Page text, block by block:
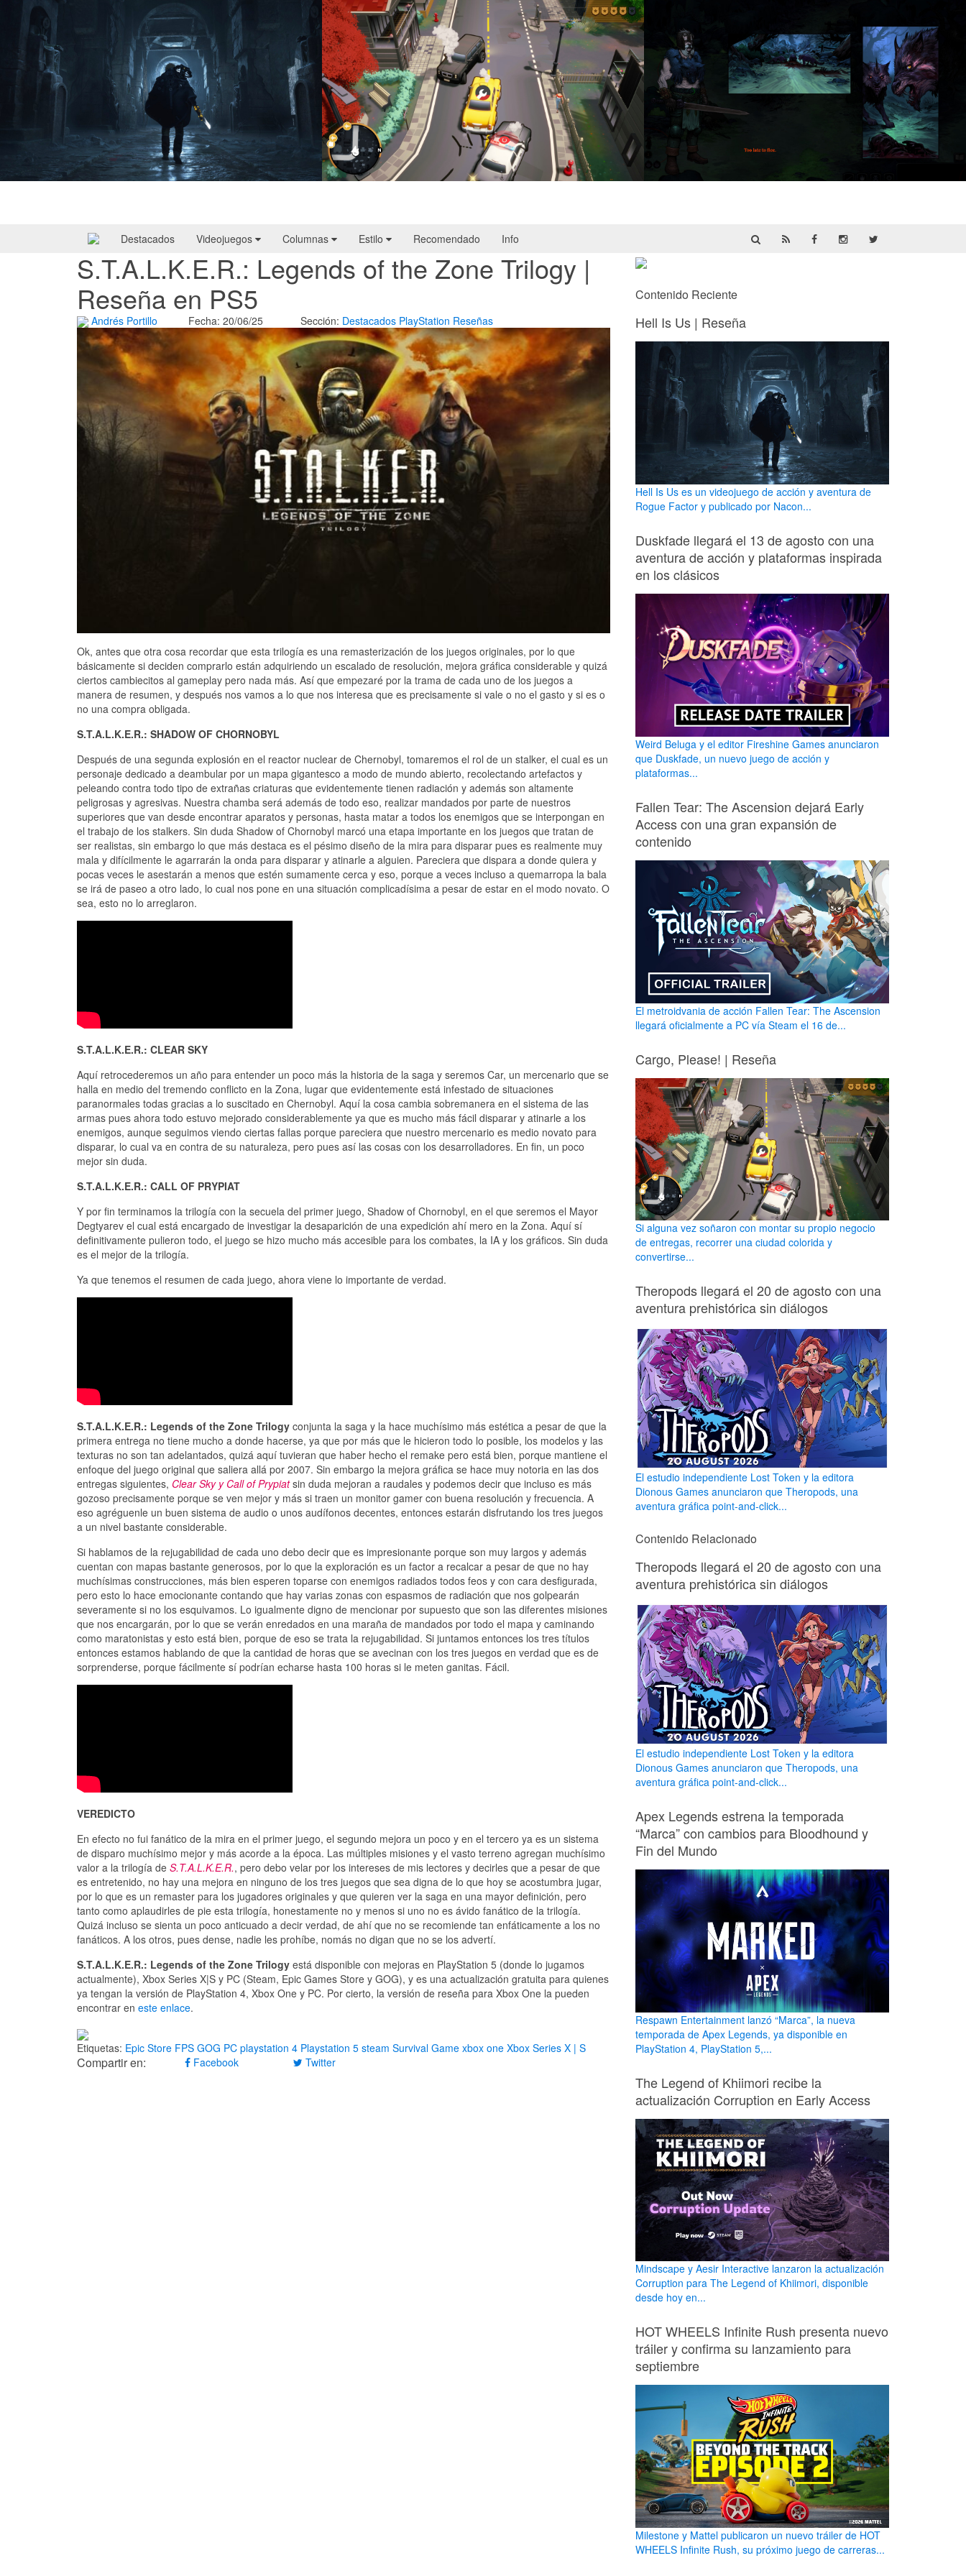
Destacados Videojuegos Columnas Estilo Recomendado Info
S.T.A.L.K.E.R.: Legends of the Zone Trilogy |
Reseña en PS5
Andrés Portillo Fecha: 20/06/25 Sección: Destacados PlayStation Reseñas
Ok, antes que otra cosa recordar que esta trilogía es una remasterización de los juegos originales, por lo que
básicamente si deciden comprarlo están adquiriendo un escalado de resolución, mejora gráfica considerable y quizá
ciertos cambiecitos al gameplay pero nada más. Así que empezaré por la trama de cada uno de los juegos a
manera de resumen, y después nos vamos a lo que nos interesa que es precisamente si vale o no el gasto y si es o
no una compra obligada.
S.T.A.L.K.E.R.: SHADOW OF CHORNOBYL
Después de una segunda explosión en el reactor nuclear de Chernobyl, tomaremos el rol de un stalker, el cual es un
personaje dedicado a deambular por un mapa gigantesco a modo de mundo abierto, recolectando artefactos y
peleando contra todo tipo de extrañas criaturas que evidentemente tienen radiación y además son altamente
peligrosas y agresivas. Nuestra chamba será además de todo eso, realizar mandados por parte de nuestros
superiores que van desde encontrar aparatos y personas, hasta matar a todos los enemigos que se interpongan en
el trabajo de los stalkers. Sin duda Shadow of Chornobyl marcó una etapa importante en los juegos que tratan de
ser realistas, sin embargo lo que más destaca es el pésimo diseño de la mira para disparar pues es realmente muy
mala y difícilmente le agarrarán la onda para disparar y atinarle a alguien. Pareciera que dispara a donde quiera y
pocas veces le asestarán a menos que estén sumamente cerca y eso, porque a veces incluso a quemarropa la bala
se irá de paseo a otro lado, lo cual nos pone en una situación complicadísima a pesar de estar en el modo novato. O
sea, esto no lo arreglaron.
S.T.A.L.K.E.R.: CLEAR SKY
Aquí retrocederemos un año para entender un poco más la historia de la saga y seremos Car, un mercenario que se
halla en medio del tremendo conflicto en la Zona, lugar que evidentemente está infestado de situaciones
paranormales todas gracias a lo suscitado en Chernobyl. Aquí la cosa cambia sobremanera en el sistema de las
armas pues ahora todo estuvo mejorado considerablemente ya que es mucho más fácil disparar y atinarle a los
enemigos, aunque seguimos viendo ciertas fallas porque pareciera que nuestro mercenario es medio novato para
disparar, lo cual va en contra de su naturaleza, pero pues así las cosas con los desarrolladores. En fin, un poco
mejor sin duda.
S.T.A.L.K.E.R.: CALL OF PRYPIAT
Y por fin terminamos la trilogía con la secuela del primer juego, Shadow of Chornobyl, en el que seremos el Mayor
Degtyarev el cual está encargado de investigar la desaparición de una expedición ahí mero en la Zona. Aquí sí
definitivamente pulieron todo, el juego se hizo mucho más accesible para los combates, la IA y los gráficos. Sin duda
es el mejor de la trilogía.
Ya que tenemos el resumen de cada juego, ahora viene lo importante de verdad.
S.T.A.L.K.E.R.: Legends of the Zone Trilogy conjunta la saga y la hace muchísimo más estética a pesar de que la
primera entrega no tiene mucho a donde hacerse, ya que por más que le hicieron todo lo posible, los modelos y las
texturas no son tan adelantados, quizá aquí tuvieran que haber hecho el remake pero está bien, porque mantiene el
enfoque del juego original que saliera allá por 2007. Sin embargo la mejora gráfica se hace muy notoria en las dos
entregas siguientes, Clear Sky y Call of Prypiatsin duda mejoran a raudales y podemos decir que incluso es más
gozoso precisamente porque se ven mejor y más si traen un monitor gamer con buena resolución y frecuencia. A
eso agréguenle un buen sistema de audio o unos audífonos decentes, entonces estarán disfrutando los tres juegos
a un nivel bastante considerable.
Si hablamos de la rejugabilidad de cada uno debo decir que es impresionante porque son muy largos y además
cuentan con mapas bastante generosos, por lo que la exploración es un factor a recalcar a pesar de que no hay
muchísimas construcciones, más bien esperen toparse con enemigos radiados todos feos y con cara desfigurada,
pero esto lo hace emocionante contando que hay varias zonas con espasmos de radiación que nos golpearán
severamente si no los esquivamos. Lo igualmente digno de mencionar por supuesto que son las diferentes misiones
que nos encargarán, por lo que se verán enredados en una maraña de mandados por todo el mapa y caminando
como maratonistas y esto está bien, porque de eso se trata la rejugabilidad. Si juntamos entonces los tres títulos
entonces estamos hablando de que la cantidad de horas que se avecinan con los tres juegos en verdad que es de
sorprenderse, porque fácilmente sí podrían echarse hasta 100 horas si le meten ganitas. Fácil.
VEREDICTO
En efecto no fui fanático de la mira en el primer juego, el segundo mejora un poco y en el tercero ya es un sistema
de disparo muchísimo mejor y más acorde a la época. Las múltiples misiones y el vasto terreno agregan muchísimo
valor a la trilogía de S.T.A.L.K.E.R., pero debo velar por los intereses de mis lectores y decirles que a pesar de que
es entretenido, no hay una mejora en ninguno de los tres juegos que sea digna de lo que hoy se acostumbra jugar,
por lo que es un remaster para los jugadores originales y que quieren ver la saga en una mayor definición, pero
tanto como aplaudirles de pie esta trilogía, honestamente no y menos si uno no es ávido fanático de la trilogía.
Quizá incluso se sienta un poco anticuado a decir verdad, de ahí que no se recomiende tan enfáticamente a los no
fanáticos. A los otros, pues dense, nadie les prohíbe, nomás no digan que no se los advertí.
S.T.A.L.K.E.R.: Legends of the Zone Trilogy está disponible con mejoras en PlayStation 5 (donde lo jugamos
actualmente), Xbox Series X|S y PC (Steam, Epic Games Store y GOG), y es una actualización gratuita para quienes
ya tengan la versión de PlayStation 4, Xbox One y PC. Por cierto, la versión de reseña para Xbox One la pueden
encontrar en este enlace.
Etiquetas: Epic Store FPS GOG PC playstation 4 Playstation 5 steam Survival Game xbox one Xbox Series X | S
Compartir en: Facebook Twitter
Contenido Reciente
Hell Is Us | Reseña
Hell Is Us es un videojuego de acción y aventura de
Rogue Factor y publicado por Nacon...
Duskfade llegará el 13 de agosto con una
aventura de acción y plataformas inspirada
en los clásicos
Weird Beluga y el editor Fireshine Games anunciaron
que Duskfade, un nuevo juego de acción y
plataformas...
Fallen Tear: The Ascension dejará Early
Access con una gran expansión de
contenido
El metroidvania de acción Fallen Tear: The Ascension
llegará oficialmente a PC vía Steam el 16 de...
Cargo, Please! | Reseña
Si alguna vez soñaron con montar su propio negocio
de entregas, recorrer una ciudad colorida y
convertirse...
Theropods llegará el 20 de agosto con una
aventura prehistórica sin diálogos
El estudio independiente Lost Token y la editora
Dionous Games anunciaron que Theropods, una
aventura gráfica point-and-click...
Contenido Relacionado
Theropods llegará el 20 de agosto con una
aventura prehistórica sin diálogos
El estudio independiente Lost Token y la editora
Dionous Games anunciaron que Theropods, una
aventura gráfica point-and-click...
Apex Legends estrena la temporada
“Marca” con cambios para Bloodhound y
Fin del Mundo
Respawn Entertainment lanzó “Marca”, la nueva
temporada de Apex Legends, ya disponible en
PlayStation 4, PlayStation 5,...
The Legend of Khiimori recibe la
actualización Corruption en Early Access
Mindscape y Aesir Interactive lanzaron la actualización
Corruption para The Legend of Khiimori, disponible
desde hoy en...
HOT WHEELS Infinite Rush presenta nuevo
tráiler y confirma su lanzamiento para
septiembre
Milestone y Mattel publicaron un nuevo tráiler de HOT
WHEELS Infinite Rush, su próximo juego de carreras...